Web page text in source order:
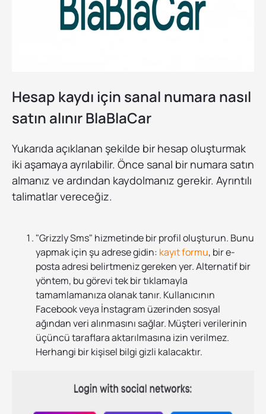
Hesap kaydı için sanal numara nasıl
satın alınır BlaBlaCar
Yukarıda açıklanan şekilde bir hesap oluşturmak
iki aşamaya ayrılabilir. Önce sanal bir numara satın
almanız ve ardından kaydolmanız gerekir. Ayrıntılı
talimatlar vereceğiz.
"Grizzly Sms" hizmetinde bir profil oluşturun. Bunu
yapmak için şu adrese gidin: kayıt formu, bir e-
posta adresi belirtmeniz gereken yer. Alternatif bir
yöntem, bu görevi tek bir tıklamayla
tamamlamanıza olanak tanır. Kullanıcının
Facebook veya İnstagram üzerinden sosyal
ağından veri alınmasını sağlar. Müşteri verilerinin
üçüncü taraflara aktarılmasına izin verilmez.
Herhangi bir kişisel bilgi gizli kalacaktır.